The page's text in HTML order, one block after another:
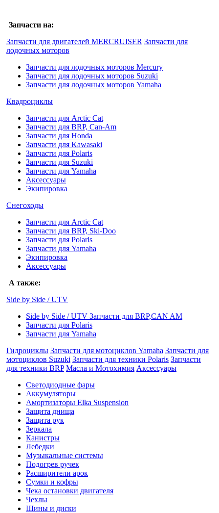
Запчасти на:
Запчасти для двигателей MERCRUISER Запчасти для
лодочных моторов
Запчасти для лодочных моторов Mercury
Запчасти для лодочных моторов Suzuki
Запчасти для лодочных моторов Yamaha
Квадроциклы
Запчасти для Arctic Cat
Запчасти для BRP, Can-Am
Запчасти для Honda
Запчасти для Kawasaki
Запчасти для Polaris
Запчасти для Suzuki
Запчасти для Yamaha
Аксессуары
Экипировка
Снегоходы
Запчасти для Arctic Cat
Запчасти для BRP, Ski-Doo
Запчасти для Polaris
Запчасти для Yamaha
Экипировка
Аксессуары
А также:
Side by Side / UTV
Side by Side / UTV Запчасти для BRP,CAN AM
Запчасти для Polaris
Запчасти для Yamaha
Гидроциклы Запчасти для мотоциклов Yamaha Запчасти для
мотоциклов Suzuki Запчасти для техники Polaris Запчасти
для техники BRP Масла и Мотохимия Аксессуары
Cветодиодные фары
Аккумуляторы
Амортизаторы Elka Suspension
Защита днища
Защита рук
Зеркала
Канистры
Лебедки
Музыкальные системы
Подогрев ручек
Расширители арок
Сумки и кофры
Чека остановки двигателя
Чехлы
Шины и диски